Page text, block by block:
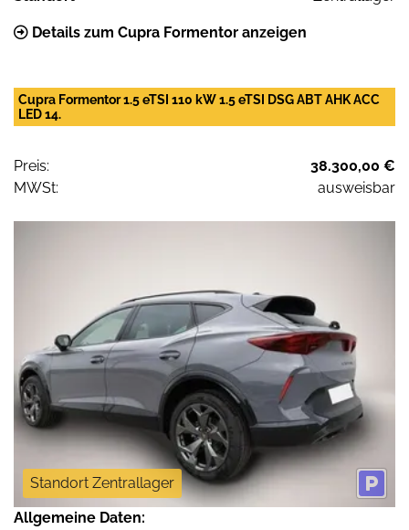
Details zum Cupra Formentor anzeigen
Cupra Formentor 1.5 eTSI 110 kW 1.5 eTSI DSG ABT AHK ACC
LED 14.
Preis:
38.300,00 €
MWSt:
ausweisbar
Standort Zentrallager
Allgemeine Daten: